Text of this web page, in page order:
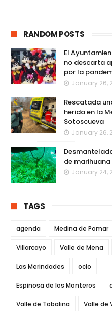
RANDOM POSTS
El
no descarta
por la
January 26,
Rescatada
herida en la
Sotoscueva
January 26,
de
January 24,
TAGS
agenda Medina de Pomar
Villarcayo Valle de Mena
Las Merindades ocio
Espinosa de los Monteros
Valle de Tobalina Valle de